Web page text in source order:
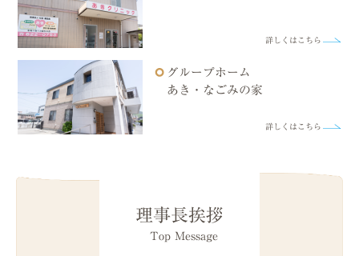
詳しくはこちら
グループホーム
あき・なごみの家
詳しくはこちら
理事長挨拶
Top Message